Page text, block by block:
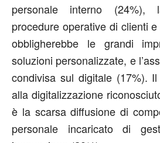
personale interno (24%),
procedure operative di clienti
obbligherebbe le grandi
soluzioni personalizzate, e
condivisa sul digitale (17%).
alla digitalizzazione
è la scarsa diffusione di
personale incaricato di